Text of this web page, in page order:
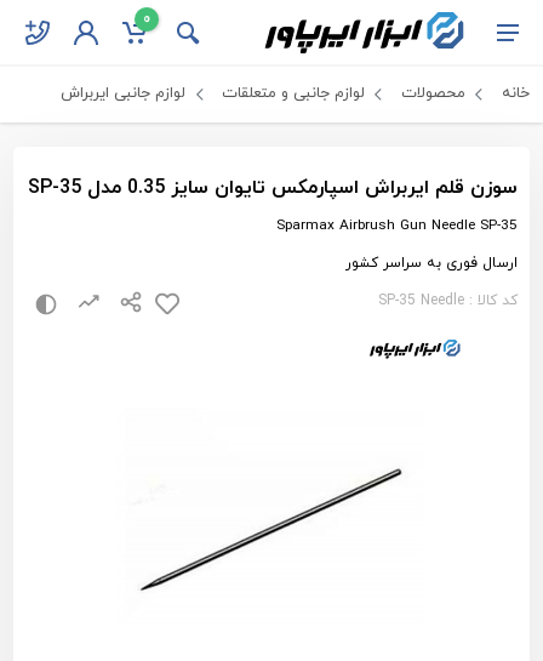
0
خانه محصولات لوازم جانبی و متعلقات لوازم جانبی ایربراش
سوزن قلم ایربراش اسپارمکس تایوان سایز 0.35 مدل SP-35
Sparmax Airbrush Gun Needle SP-35
ارسال فوری به سراسر کشور
کد کالا : SP-35 Needle